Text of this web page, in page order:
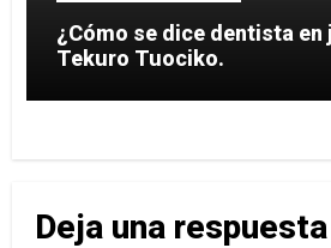
¿Cómo se dice dentista en
Tekuro Tuociko.
Deja una respuesta